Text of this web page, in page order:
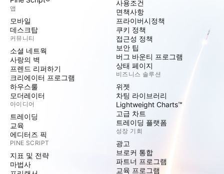
앱
모바일
데스크탑
커뮤니티
소셜 네트웍
사랑의 벽
프렌드 리퍼하기
크리에이터 프로그램
하우스룰
모더레이터
아이디어
트레이딩
교육
에디터즈 픽
PINE SCRIPT
지표 및 전략
마법사
사용조건
면책사항
프라이버시정책
쿠키 정책
접근성 정책
보안 팁
버그 바운티 프로그램
상태 페이지
비즈니스 솔루션
위젯
차팅 라이브러리
Lightweight Charts™
고급 차트
트레이딩 플랫폼
성장 기회
광고
브로커 통합
파트너 프로그램
교육 프로그램